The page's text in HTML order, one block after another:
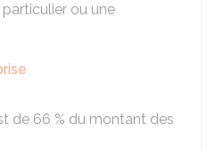
ou une
de 66 % du montant des